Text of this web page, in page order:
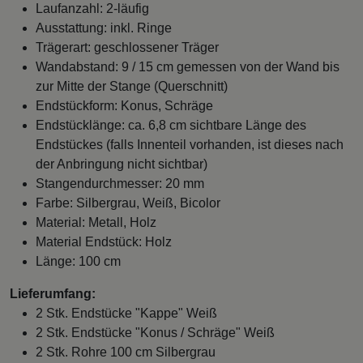
Laufanzahl: 2-läufig
Ausstattung: inkl. Ringe
Trägerart: geschlossener Träger
Wandabstand: 9 / 15 cm gemessen von der Wand bis
zur Mitte der Stange (Querschnitt)
Endstückform: Konus, Schräge
Endstücklänge: ca. 6,8 cm sichtbare Länge des
Endstückes (falls Innenteil vorhanden, ist dieses nach
der Anbringung nicht sichtbar)
Stangendurchmesser: 20 mm
Farbe: Silbergrau, Weiß, Bicolor
Material: Metall, Holz
Material Endstück: Holz
Länge: 100 cm
Lieferumfang:
2 Stk. Endstücke "Kappe" Weiß
2 Stk. Endstücke "Konus / Schräge" Weiß
2 Stk. Rohre 100 cm Silbergrau